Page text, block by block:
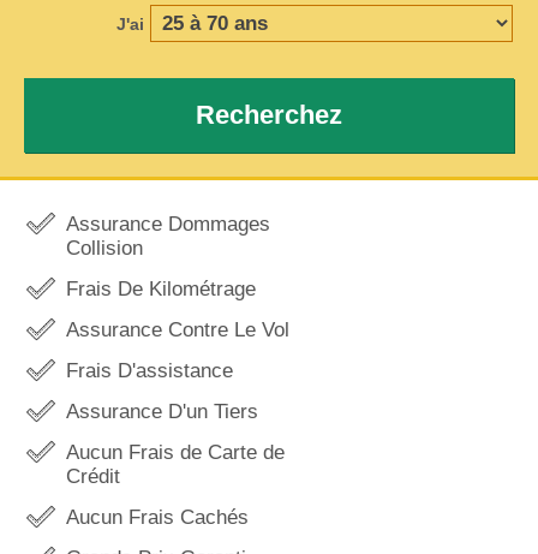
J'ai
Recherchez
Assurance Dommages
Collision
Frais De Kilométrage
Assurance Contre Le Vol
Frais D'assistance
Assurance D'un Tiers
Aucun Frais de Carte de
Crédit
Aucun Frais Cachés